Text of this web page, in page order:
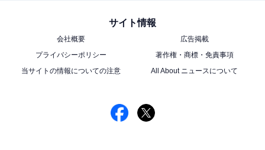
サイト情報
会社概要
広告掲載
プライバシーポリシー
著作権・商標・免責事項
当サイトの情報についての注意
All About ニュースについて